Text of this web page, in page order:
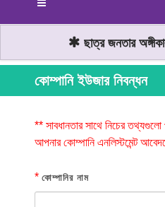
ছাত্র জনতার
কোম্পানি ইউজার নিবন্ধন
** সাবধানতার সাথে নিচের
আপনার কোম্পানি এনলিস্টমেন্ট
* কোম্পানির নাম